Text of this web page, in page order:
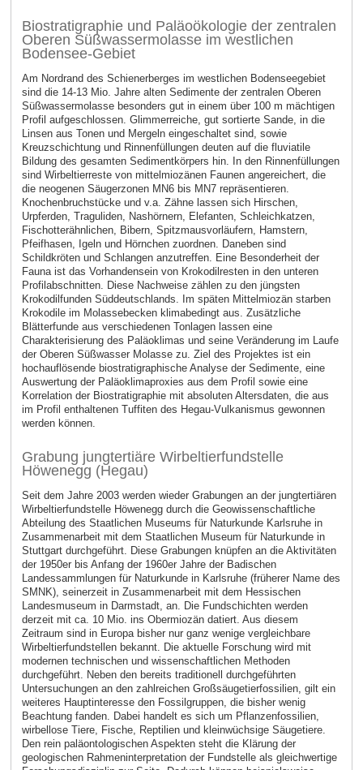
Biostratigraphie und Paläoökologie der zentralen
Oberen Süßwassermolasse im westlichen
Bodensee-Gebiet
Am Nordrand des Schienerberges im westlichen Bodenseegebiet
sind die 14-13 Mio. Jahre alten Sedimente der zentralen Oberen
Süßwassermolasse besonders gut in einem über 100 m mächtigen
Profil aufgeschlossen. Glimmerreiche, gut sortierte Sande, in die
Linsen aus Tonen und Mergeln eingeschaltet sind, sowie
Kreuzschichtung und Rinnenfüllungen deuten auf die fluviatile
Bildung des gesamten Sedimentkörpers hin. In den Rinnenfüllungen
sind Wirbeltierreste von mittelmiozänen Faunen angereichert, die
die neogenen Säugerzonen MN6 bis MN7 repräsentieren.
Knochenbruchstücke und v.a. Zähne lassen sich Hirschen,
Urpferden, Traguliden, Nashörnern, Elefanten, Schleichkatzen,
Fischotterähnlichen, Bibern, Spitzmausvorläufern, Hamstern,
Pfeifhasen, Igeln und Hörnchen zuordnen. Daneben sind
Schildkröten und Schlangen anzutreffen. Eine Besonderheit der
Fauna ist das Vorhandensein von Krokodilresten in den unteren
Profilabschnitten. Diese Nachweise zählen zu den jüngsten
Krokodilfunden Süddeutschlands. Im späten Mittelmiozän starben
Krokodile im Molassebecken klimabedingt aus. Zusätzliche
Blätterfunde aus verschiedenen Tonlagen lassen eine
Charakterisierung des Paläoklimas und seine Veränderung im Laufe
der Oberen Süßwasser Molasse zu. Ziel des Projektes ist ein
hochauflösende biostratigraphische Analyse der Sedimente, eine
Auswertung der Paläoklimaproxies aus dem Profil sowie eine
Korrelation der Biostratigraphie mit absoluten Altersdaten, die aus
im Profil enthaltenen Tuffiten des Hegau-Vulkanismus gewonnen
werden können.
Grabung jungtertiäre Wirbeltierfundstelle
Höwenegg (Hegau)
Seit dem Jahre 2003 werden wieder Grabungen an der jungtertiären
Wirbeltierfundstelle Höwenegg durch die Geowissenschaftliche
Abteilung des Staatlichen Museums für Naturkunde Karlsruhe in
Zusammenarbeit mit dem Staatlichen Museum für Naturkunde in
Stuttgart durchgeführt. Diese Grabungen knüpfen an die Aktivitäten
der 1950er bis Anfang der 1960er Jahre der Badischen
Landessammlungen für Naturkunde in Karlsruhe (früherer Name des
SMNK), seinerzeit in Zusammenarbeit mit dem Hessischen
Landesmuseum in Darmstadt, an. Die Fundschichten werden
derzeit mit ca. 10 Mio. ins Obermiozän datiert. Aus diesem
Zeitraum sind in Europa bisher nur ganz wenige vergleichbare
Wirbeltierfundstellen bekannt. Die aktuelle Forschung wird mit
modernen technischen und wissenschaftlichen Methoden
durchgeführt. Neben den bereits traditionell durchgeführten
Untersuchungen an den zahlreichen Großsäugetierfossilien, gilt ein
weiteres Hauptinteresse den Fossilgruppen, die bisher wenig
Beachtung fanden. Dabei handelt es sich um Pflanzenfossilien,
wirbellose Tiere, Fische, Reptilien und kleinwüchsige Säugetiere.
Den rein paläontologischen Aspekten steht die Klärung der
geologischen Rahmeninterpretation der Fundstelle als gleichwertige